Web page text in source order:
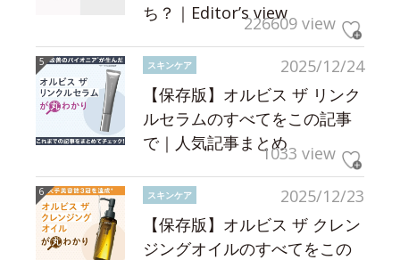
ち？｜Editor’s view226609 view
2025/12/24
スキンケア
【保存版】オルビス ザ リンク
ルセラムのすべてをこの記事
で｜人気記事まとめ1033 view
2025/12/23
スキンケア
【保存版】オルビス ザ クレン
ジングオイルのすべてをこの